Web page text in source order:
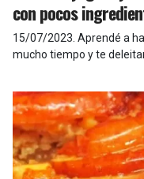
con pocos
15/07/2023 Aprendé a
mucho tiempo y te